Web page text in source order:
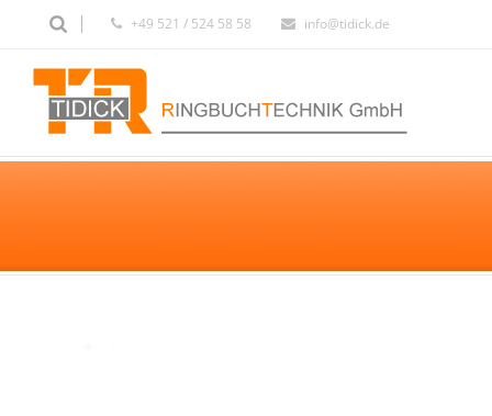
+49 521 / 524 58 58 info@tidick.de